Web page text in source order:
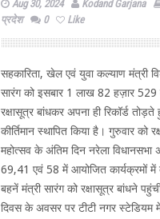
Aug 30, 2024 Kodand Garjana
प्रदेश
0 Like
सहकारिता, खेल एवं युवा कल्याण मंत्री
सारंग को इसबार 1 लाख 82 हज़ार 529
रक्षासूत्र बांधकर अपना ही रिकॉर्ड तोड़ते
कीर्तिमान स्थापित किया है। गुरुवार को
महोत्सव के अंतिम दिन नरेला विधानसभा
69,41 एवं 58 में आयोजित कार्यक्रमों में
बहनें मंत्री सारंग को रक्षासूत्र बांधने
दिवस के अवसर पर टीटी नगर स्टेडियम